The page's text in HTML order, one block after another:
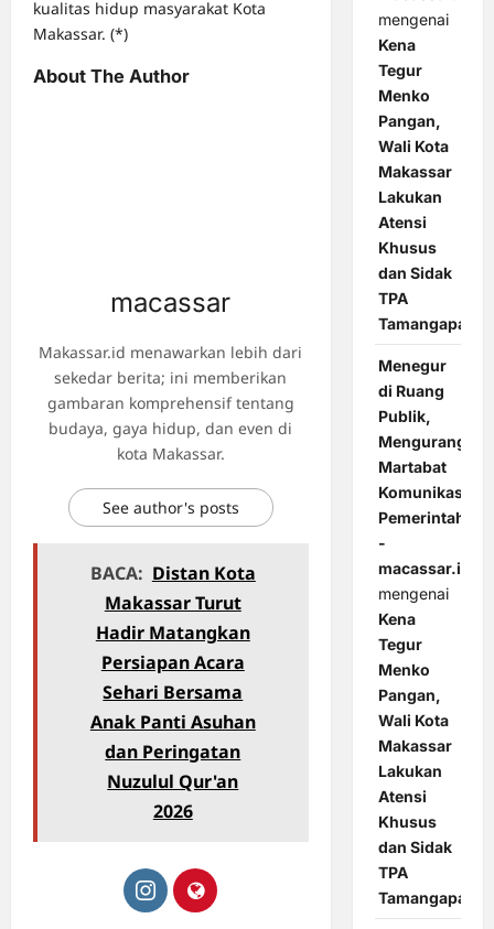
kualitas hidup masyarakat Kota
Makassar. (*)
About The Author
macassar
Makassar.id menawarkan lebih dari
sekedar berita; ini memberikan
gambaran komprehensif tentang
budaya, gaya hidup, dan even di
kota Makassar.
See author's posts
BACA: Distan Kota
Makassar Turut
Hadir Matangkan
Persiapan Acara
Sehari Bersama
Anak Panti Asuhan
dan Peringatan
Nuzulul Qur'an
2026
mengenai
Kena
Tegur
Menko
Pangan,
Wali Kota
Makassar
Lakukan
Atensi
Khusus
dan Sidak
TPA
Tamangapa
Menegur
di Ruang
Publik,
Mengurangi
Martabat
Komunikasi
Pemerintahan
-
macassar.id
mengenai
Kena
Tegur
Menko
Pangan,
Wali Kota
Makassar
Lakukan
Atensi
Khusus
dan Sidak
TPA
Tamangapa